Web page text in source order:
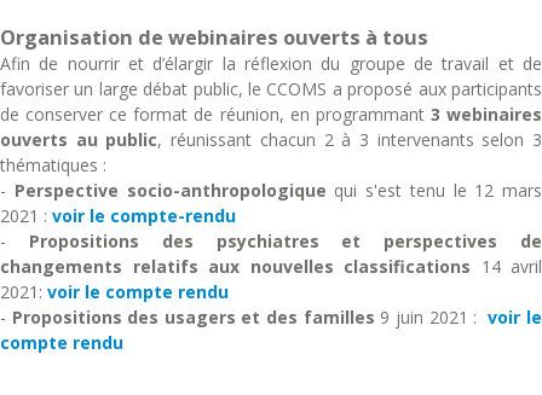
Organisation de webinaires ouverts à tous
Afin de nourrir et d’élargir la réflexion du groupe de travail et de
favoriser un large débat public, le CCOMS a proposé aux participants
de conserver ce format de réunion, en programmant 3 webinaires
ouverts au public, réunissant chacun 2 à 3 intervenants selon 3
thématiques :
- Perspective socio-anthropologique qui s'est tenu le 12 mars
2021 : voir le compte-rendu
- Propositions des psychiatres
et perspectives de
changements relatifs aux nouvelles classifications 14 avril
2021: voir le compte rendu
- Propositions des usagers et des familles 9 juin 2021 : voir le
compte rendu